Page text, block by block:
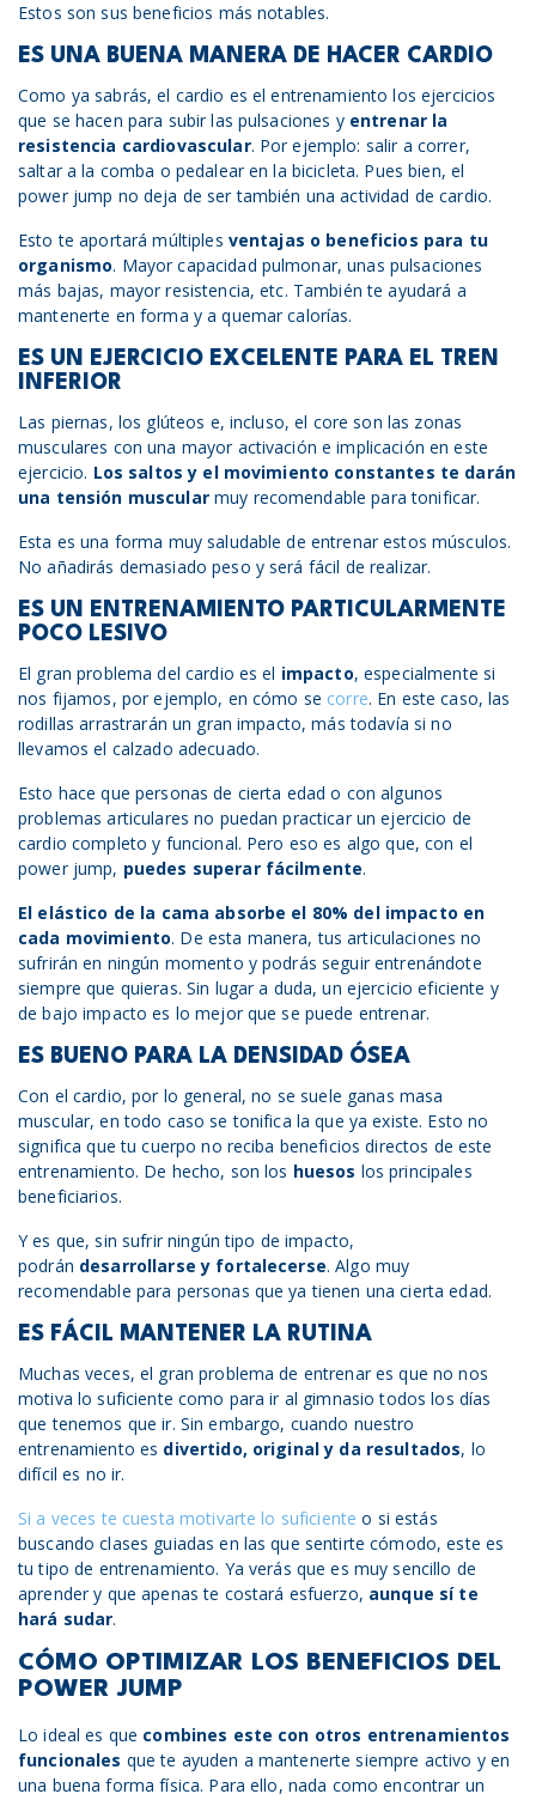
Estos son sus beneficios más notables.
ES UNA BUENA MANERA DE HACER CARDIO
Como ya sabrás, el cardio es el entrenamiento los ejercicios
que se hacen para subir las pulsaciones y entrenar la
resistencia cardiovascular. Por ejemplo: salir a correr,
saltar a la comba o pedalear en la bicicleta. Pues bien, el
power jump no deja de ser también una actividad de cardio.
Esto te aportará múltiples ventajas o beneficios para tu
organismo. Mayor capacidad pulmonar, unas pulsaciones
más bajas, mayor resistencia, etc. También te ayudará a
mantenerte en forma y a quemar calorías.
ES UN EJERCICIO EXCELENTE PARA EL TREN
INFERIOR
Las piernas, los glúteos e, incluso, el core son las zonas
musculares con una mayor activación e implicación en este
ejercicio. Los saltos y el movimiento constantes te darán
una tensión muscularmuy recomendable para tonificar.
Esta es una forma muy saludable de entrenar estos músculos.
No añadirás demasiado peso y será fácil de realizar.
ES UN ENTRENAMIENTO PARTICULARMENTE
POCO LESIVO
El gran problema del cardio es el impacto, especialmente si
nos fijamos, por ejemplo, en cómo se corre. En este caso, las
rodillas arrastrarán un gran impacto, más todavía si no
llevamos el calzado adecuado.
Esto hace que personas de cierta edad o con algunos
problemas articulares no puedan practicar un ejercicio de
cardio completo y funcional. Pero eso es algo que, con el
power jump, puedes superar fácilmente.
El elástico de la cama absorbe el 80% del impacto en
cada movimiento. De esta manera, tus articulaciones no
sufrirán en ningún momento y podrás seguir entrenándote
siempre que quieras. Sin lugar a duda, un ejercicio eficiente y
de bajo impacto es lo mejor que se puede entrenar.
ES BUENO PARA LA DENSIDAD ÓSEA
Con el cardio, por lo general, no se suele ganas masa
muscular, en todo caso se tonifica la que ya existe. Esto no
significa que tu cuerpo no reciba beneficios directos de este
entrenamiento. De hecho, son los huesos los principales
beneficiarios.
Y es que, sin sufrir ningún tipo de impacto,
podrán desarrollarse y fortalecerse. Algo muy
recomendable para personas que ya tienen una cierta edad.
ES FÁCIL MANTENER LA RUTINA
Muchas veces, el gran problema de entrenar es que no nos
motiva lo suficiente como para ir al gimnasio todos los días
que tenemos que ir. Sin embargo, cuando nuestro
entrenamiento es divertido, original y da resultados, lo
difícil es no ir.
Si a veces te cuesta motivarte lo suficienteo si estás
buscando clases guiadas en las que sentirte cómodo, este es
tu tipo de entrenamiento. Ya verás que es muy sencillo de
aprender y que apenas te costará esfuerzo, aunque sí te
hará sudar.
CÓMO OPTIMIZAR LOS BENEFICIOS DEL
POWER JUMP
Lo ideal es que combines este con otros entrenamientos
funcionales que te ayuden a mantenerte siempre activo y en
una buena forma física. Para ello, nada como encontrar un